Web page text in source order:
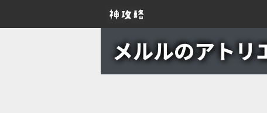
メルルのアト